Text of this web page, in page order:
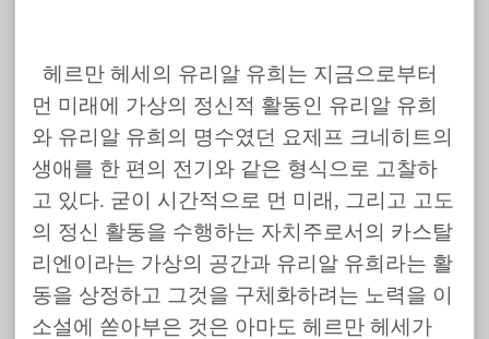
헤르만 헤세의 유리알 유희는 지금으로부터
먼 미래에 가상의 정신적 활동인 유리알 유희
와 유리알 유희의 명수였던 요제프 크네히트의
생애를 한 편의 전기와 같은 형식으로 고찰하
고 있다. 굳이 시간적으로 먼 미래, 그리고 고도
의 정신 활동을 수행하는 자치주로서의 카스탈
리엔이라는 가상의 공간과 유리알 유희라는 활
동을 상정하고 그것을 구체화하려는 노력을 이
소설에 쏟아부은 것은 아마도 헤르만 헤세가